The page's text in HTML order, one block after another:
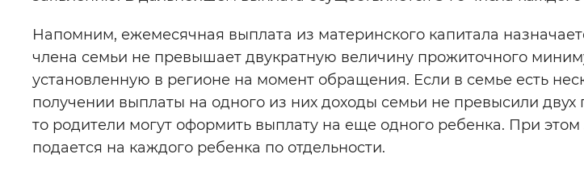
Напомним, ежемесячная выплата из материнского капитала
члена семьи не превышает двукратную величину прожиточного
установленную в регионе на момент обращения. Если в семье есть
получении выплаты на одного из них доходы семьи не превысили
то родители могут оформить выплату на еще одного ребенка. При
подается на каждого ребенка по отдельности.